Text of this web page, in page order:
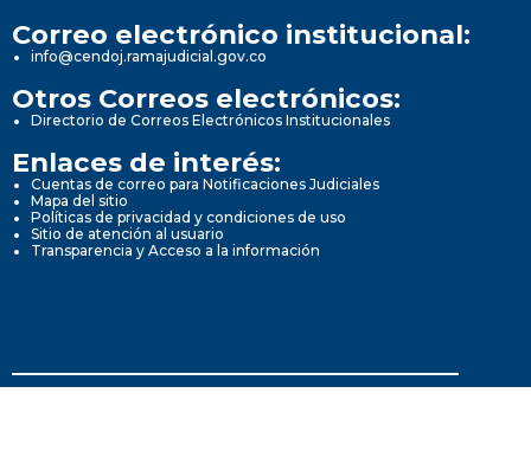
Correo electrónico institucional:
info@cendoj.ramajudicial.gov.co
Otros Correos electrónicos:
Directorio de Correos Electrónicos Institucionales
Enlaces de interés:
Cuentas de correo para Notificaciones Judiciales
Mapa del sitio
Políticas de privacidad y condiciones de uso
Sitio de atención al usuario
Transparencia y Acceso a la información